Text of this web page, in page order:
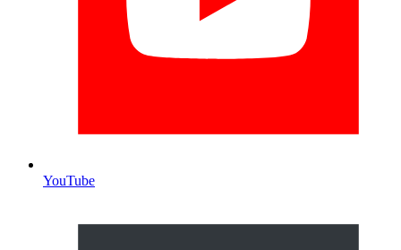
YouTube